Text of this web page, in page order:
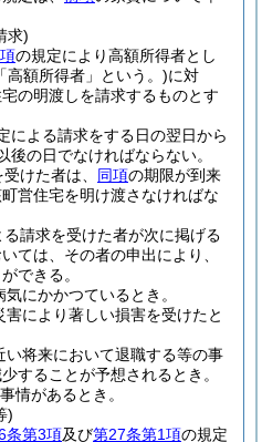
求)
の規定により高額所得者とし
高額所得者」という。)に対
の明渡しを請求するものとす
による請求をする日の翌日から
の日でなければならない。
けた者は、 同項の期限が到来
営住宅を明け渡さなければな
請求を受けた者が次に掲げる
ては、その者の申出により、
できる。
にかかつているとき。
害により著しい損害を受けたと
い将来において退職する等の事
することが予想されるとき。
情があるとき。
)
条第3項及び第27条第1項の規定